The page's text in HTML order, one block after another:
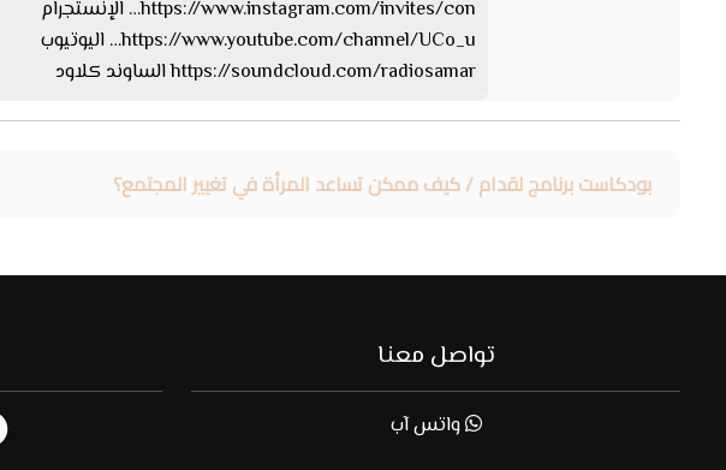
https://www.instagram.com/invites/con… الإنستجرام
https://www.youtube.com/channel/UCo_u… اليوتيوب
https://soundcloud.com/radiosamar الساوند كلاود
بودكاست برنامج لقدام / كيف ممكن تساعد المرأة في تغيير المجتمع؟
تواصل معنا
واتس آب